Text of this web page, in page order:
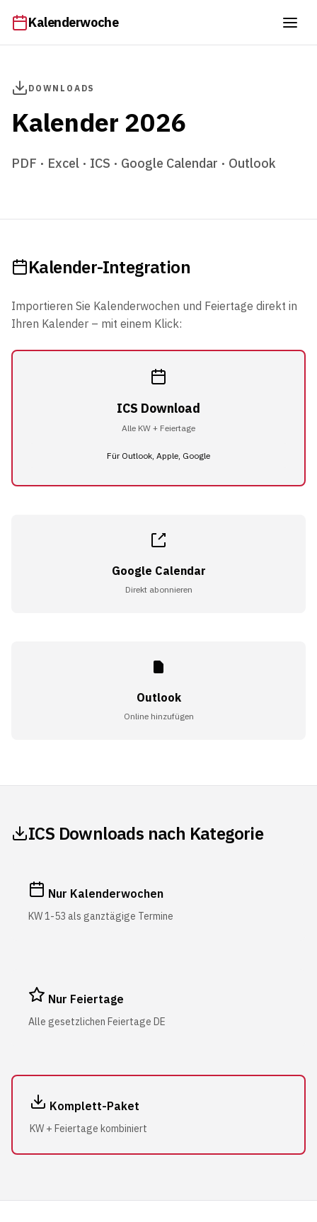
Kalenderwoche
DOWNLOADS
Kalender 2026
PDF · Excel · ICS · Google Calendar · Outlook
Kalender-Integration
Importieren Sie Kalenderwochen und Feiertage direkt in
Ihren Kalender – mit einem Klick:
ICS Download
Alle KW + Feiertage
Für Outlook, Apple, Google
Google Calendar
Direkt abonnieren
Outlook
Online hinzufügen
ICS Downloads nach Kategorie
Nur Kalenderwochen
KW 1-53 als ganztägige Termine
Nur Feiertage
Alle gesetzlichen Feiertage DE
Komplett-Paket
KW + Feiertage kombiniert